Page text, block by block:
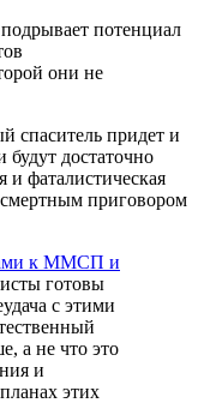
потенциал
они не
спаситель придет и
достаточно
и фаталистическая
приговором
к ММСП и
готовы
с этими
а не что это
и
этих